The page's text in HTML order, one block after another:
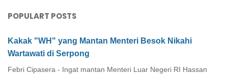
POPULART POSTS
Kakak "WH" yang Mantan Menteri Besok Nikahi
Wartawati di Serpong
Febri Cipasera - Ingat mantan Menteri Luar Negeri RI Hassan